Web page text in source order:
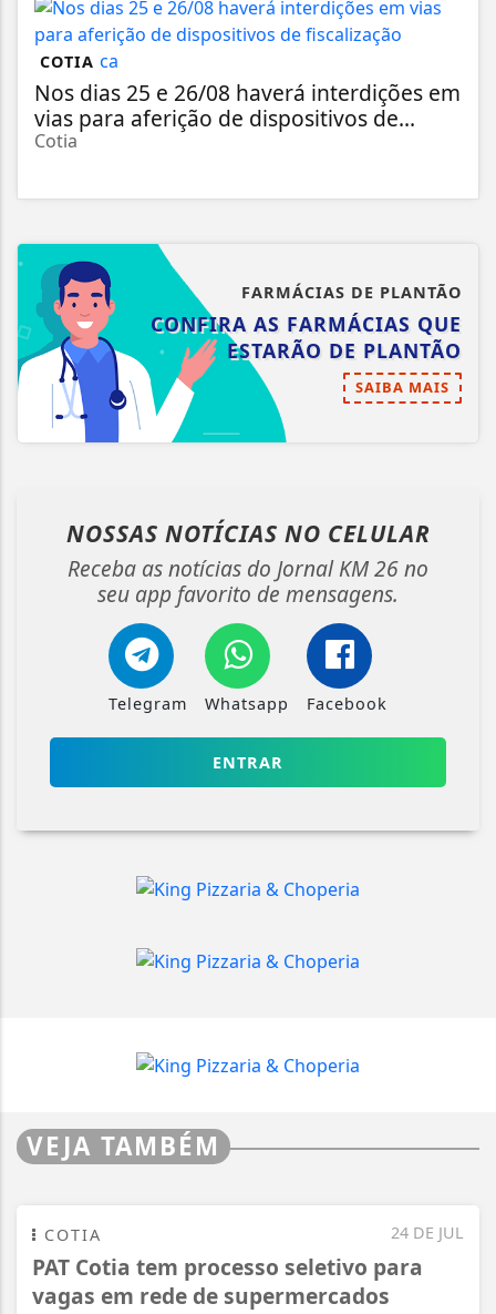
COTIA
Nos dias 25 e 26/08 haverá interdições em
vias para aferição de dispositivos de...
Cotia
FARMÁCIAS DE PLANTÃO
CONFIRA AS FARMÁCIAS QUE
ESTARÃO DE PLANTÃO
SAIBA MAIS
NOSSAS NOTÍCIAS NO CELULAR
Receba as notícias do Jornal KM 26 no
seu app favorito de mensagens.
Telegram Whatsapp Facebook
ENTRAR
VEJA TAMBÉM
24 DE JUL
COTIA
PAT Cotia tem processo seletivo para
vagas em rede de supermercados